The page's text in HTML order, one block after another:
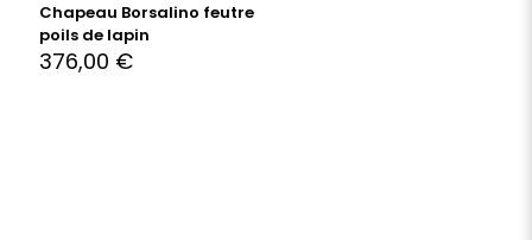
Chapeau Borsalino feutre
poils de lapin
376,00 €